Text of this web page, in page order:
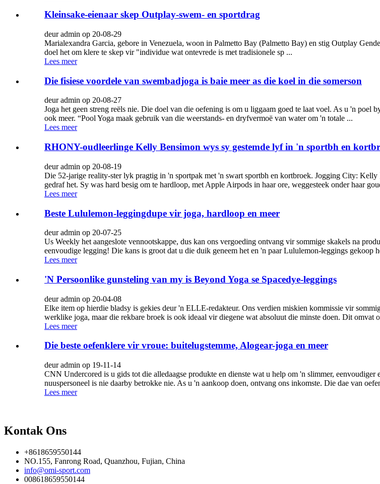
Kleinsake-eienaar skep Outplay-swem- en sportdrag
deur admin op 20-08-29
Marialexandra Garcia, gebore in Venezuela, woon in Palmetto Bay (Palmetto Bay) en stig Outplay
doel het om klere te skep vir "individue wat ontevrede is met tradisionele sp ...
Lees meer
Die fisiese voordele van swembadjoga is baie meer as die koel in die somerson
deur admin op 20-08-27
Joga het geen streng reëls nie. Die doel van die oefening is om u liggaam goed te laat voel. As u 'n
ook meer. “Pool Yoga maak gebruik van die weerstands- en dryfvermoë van water om 'n totale ...
Lees meer
RHONY-oudleerlinge Kelly Bensimon wys sy gestemde lyf in 'n sportbh en
deur admin op 20-08-19
Die 52-jarige reality-ster lyk pragtig in 'n sportpak met 'n swart sportbh en kortbroek. Jogging City:
gedraf het. Sy was hard besig om te hardloop, met Apple Airpods in haar ore, weggesteek onder haar
Lees meer
Beste Lululemon-leggingdupe vir joga, hardloop en meer
deur admin op 20-07-25
Us Weekly het aangeslote vennootskappe, dus kan ons vergoeding ontvang vir sommige skakels na
eenvoudige legging! Die kans is groot dat u die duik geneem het en 'n paar Lululemon-leggings gekoop
Lees meer
'N Persoonlike gunsteling van my is Beyond Yoga se Spacedye-leggings
deur admin op 20-04-08
Elke item op hierdie bladsy is gekies deur 'n ELLE-redakteur. Ons verdien miskien kommissie vir
werklike joga, maar die rekbare broek is ook ideaal vir diegene wat absoluut die minste doen. Dit omvat
Lees meer
Die beste oefenklere vir vroue: buitelugstemme, Alogear-joga en meer
deur admin op 19-11-14
CNN Undercored is u gids tot die alledaagse produkte en dienste wat u help om 'n slimmer,
nuuspersoneel is nie daarby betrokke nie. As u 'n aankoop doen, ontvang ons inkomste. Die dae van
Lees meer
Kontak Ons
+8618659550144
NO.155, Fanrong Road, Quanzhou, Fujian, China
info@omi-sport.com
008618659550144